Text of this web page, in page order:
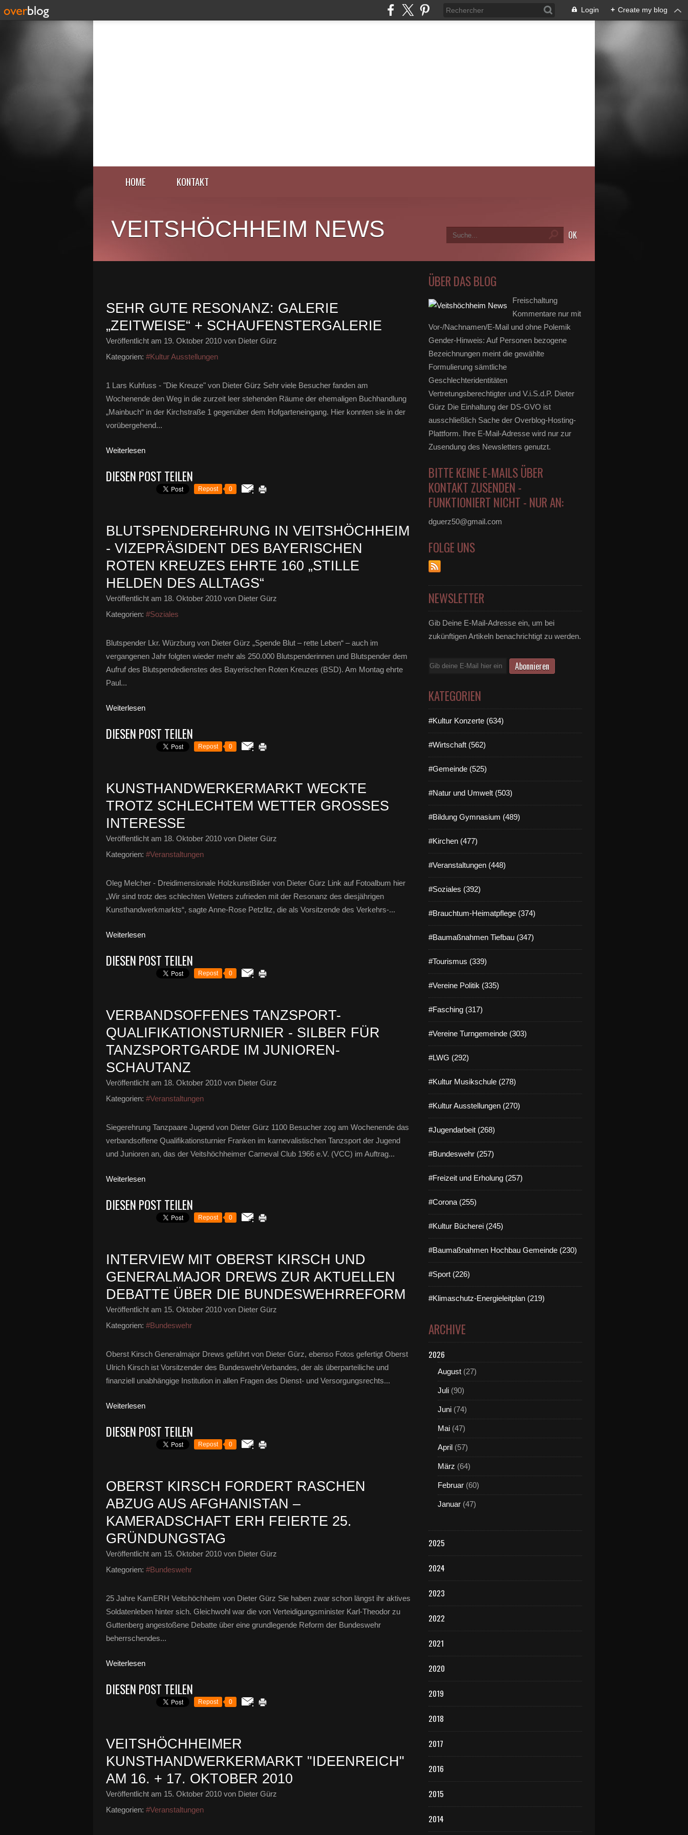
Login + Create my blog
HOME KONTAKT
VEITSHÖCHHEIM NEWS
SEHR GUTE RESONANZ: GALERIE
„ZEITWEISE“ + SCHAUFENSTERGALERIE
Veröffentlicht am 19. Oktober 2010 von Dieter Gürz
Kategorien: #Kultur Ausstellungen
1 Lars Kuhfuss - "Die Kreuze" von Dieter Gürz Sehr viele Besucher fanden am
Wochenende den Weg in die zurzeit leer stehenden Räume der ehemaligen Buchhandlung
„Mainbuch“ in der Kirchstraße 1 gegenüber dem Hofgarteneingang. Hier konnten sie in der
vorübergehend...
Weiterlesen
DIESEN POST TEILEN
Repost 0
BLUTSPENDEREHRUNG IN VEITSHÖCHHEIM
- VIZEPRÄSIDENT DES BAYERISCHEN
ROTEN KREUZES EHRTE 160 „STILLE
HELDEN DES ALLTAGS“
Veröffentlicht am 18. Oktober 2010 von Dieter Gürz
Kategorien: #Soziales
Blutspender Lkr. Würzburg von Dieter Gürz „Spende Blut – rette Leben“ – auch im
vergangenen Jahr folgten wieder mehr als 250.000 Blutspenderinnen und Blutspender dem
Aufruf des Blutspendedienstes des Bayerischen Roten Kreuzes (BSD). Am Montag ehrte
Paul...
Weiterlesen
DIESEN POST TEILEN
Repost 0
KUNSTHANDWERKERMARKT WECKTE
TROTZ SCHLECHTEM WETTER GROSSES I
NTERESSE
Veröffentlicht am 18. Oktober 2010 von Dieter Gürz
Kategorien: #Veranstaltungen
Oleg Melcher - Dreidimensionale HolzkunstBilder von Dieter Gürz Link auf Fotoalbum hier
„Wir sind trotz des schlechten Wetters zufrieden mit der Resonanz des diesjährigen
Kunsthandwerkmarkts“, sagte Anne-Rose Petzlitz, die als Vorsitzende des Verkehrs-...
Weiterlesen
DIESEN POST TEILEN
Repost 0
VERBANDSOFFENES TANZSPORT-
QUALIFIKATIONSTURNIER - SILBER FÜR
TANZSPORTGARDE IM JUNIOREN-
SCHAUTANZ
Veröffentlicht am 18. Oktober 2010 von Dieter Gürz
Kategorien: #Veranstaltungen
Siegerehrung Tanzpaare Jugend von Dieter Gürz 1100 Besucher zog am Wochenende das
verbandsoffene Qualifikationsturnier Franken im karnevalistischen Tanzsport der Jugend
und Junioren an, das der Veitshöchheimer Carneval Club 1966 e.V. (VCC) im Auftrag...
Weiterlesen
DIESEN POST TEILEN
Repost 0
INTERVIEW MIT OBERST KIRSCH UND
GENERALMAJOR DREWS ZUR AKTUELLEN
DEBATTE ÜBER DIE BUNDESWEHRREFORM
Veröffentlicht am 15. Oktober 2010 von Dieter Gürz
Kategorien: #Bundeswehr
Oberst Kirsch Generalmajor Drews geführt von Dieter Gürz, ebenso Fotos gefertigt Oberst
Ulrich Kirsch ist Vorsitzender des BundeswehrVerbandes, der als überparteiliche und
finanziell unabhängige Institution in allen Fragen des Dienst- und Versorgungsrechts...
Weiterlesen
DIESEN POST TEILEN
Repost 0
OBERST KIRSCH FORDERT RASCHEN
ABZUG AUS AFGHANISTAN –
KAMERADSCHAFT ERH FEIERTE 25.
GRÜNDUNGSTAG
Veröffentlicht am 15. Oktober 2010 von Dieter Gürz
Kategorien: #Bundeswehr
25 Jahre KamERH Veitshöchheim von Dieter Gürz Sie haben zwar schon längst ihr aktives
Soldatenleben hinter sich. Gleichwohl war die von Verteidigungsminister Karl-Theodor zu
Guttenberg angestoßene Debatte über eine grundlegende Reform der Bundeswehr
beherrschendes...
Weiterlesen
DIESEN POST TEILEN
Repost 0
VEITSHÖCHHEIMER
KUNSTHANDWERKERMARKT "IDEENREICH"
AM 16. + 17. OKTOBER 2010
Veröffentlicht am 15. Oktober 2010 von Dieter Gürz
Kategorien: #Veranstaltungen
ÜBER DAS BLOG
Freischaltung
Kommentare nur mit
Vor-/Nachnamen/E-Mail und ohne Polemik
Gender-Hinweis: Auf Personen bezogene
Bezeichnungen meint die gewählte
Formulierung sämtliche
Geschlechteridentitäten
Vertretungsberechtigter und V.i.S.d.P. Dieter
Gürz Die Einhaltung der DS-GVO ist
ausschließlich Sache der Overblog-Hosting-
Plattform. Ihre E-Mail-Adresse wird nur zur
Zusendung des Newsletters genutzt.
BITTE KEINE E-MAILS ÜBER
KONTAKT ZUSENDEN -
FUNKTIONIERT NICHT - NUR AN:
dguerz50@gmail.com
FOLGE UNS
NEWSLETTER
Gib Deine E-Mail-Adresse ein, um bei
zukünftigen Artikeln benachrichtigt zu werden.
E-
KATEGORIEN
#Kultur Konzerte (634)
#Wirtschaft (562)
#Gemeinde (525)
#Natur und Umwelt (503)
#Bildung Gymnasium (489)
#Kirchen (477)
#Veranstaltungen (448)
#Soziales (392)
#Brauchtum-Heimatpflege (374)
#Baumaßnahmen Tiefbau (347)
#Tourismus (339)
#Vereine Politik (335)
#Fasching (317)
#Vereine Turngemeinde (303)
#LWG (292)
#Kultur Musikschule (278)
#Kultur Ausstellungen (270)
#Jugendarbeit (268)
#Bundeswehr (257)
#Freizeit und Erholung (257)
#Corona (255)
#Kultur Bücherei (245)
#Baumaßnahmen Hochbau Gemeinde (230)
#Sport (226)
#Klimaschutz-Energieleitplan (219)
ARCHIVE
2026
August (27)
Juli (90)
Juni (74)
Mai (47)
April (57)
März (64)
Februar (60)
Januar (47)
2025
2024
2023
2022
2021
2020
2019
2018
2017
2016
2015
2014